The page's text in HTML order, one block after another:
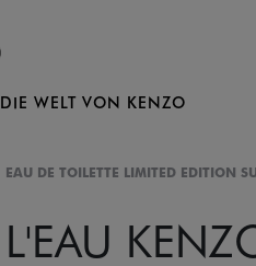
DIE WELT VON KENZO
EAU DE TOILETTE LIMITED EDITION
L'EAU